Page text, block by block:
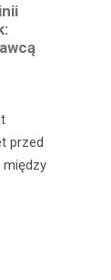
przed
między